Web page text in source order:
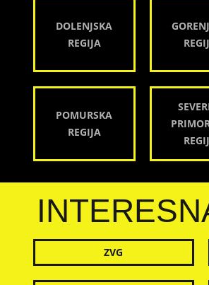
DOLENJSKA
REGIJA
POMURSKA
REGIJA
ZVG